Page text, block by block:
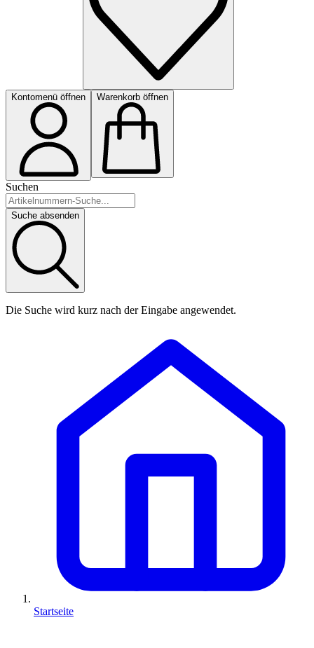
Kontomenü öffnen Warenkorb öffnen
Suchen
Suche absenden
Die Suche wird kurz nach der Eingabe angewendet.
Startseite